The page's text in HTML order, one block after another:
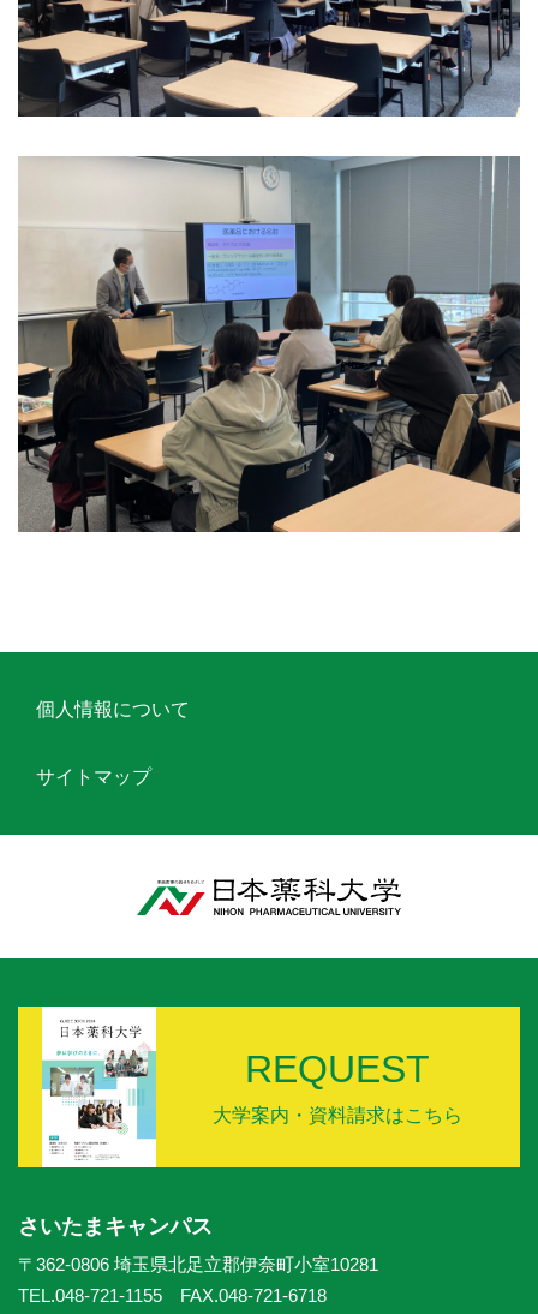
個人情報について
サイトマップ
REQUEST
大学案内・資料請求はこちら
さいたまキャンパス
〒362-0806 埼玉県北足立郡伊奈町小室10281
TEL.048-721-1155 FAX.048-721-6718